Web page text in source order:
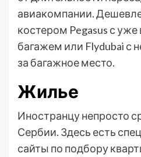
авиакомпании.
костером Pegasus с
багажем или Flydubai с
за багажное место.
Жилье
Иностранцу непросто
Сербии. Здесь есть
сайты по подбору